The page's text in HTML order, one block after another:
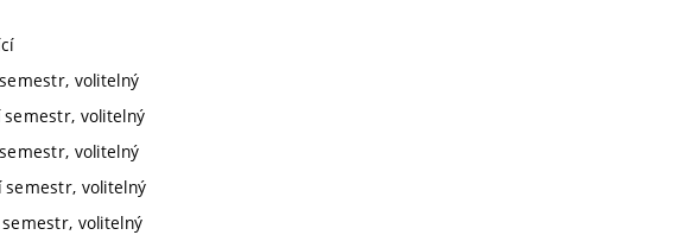
volitelný
semestr, volitelný
volitelný
semestr, volitelný
volitelný